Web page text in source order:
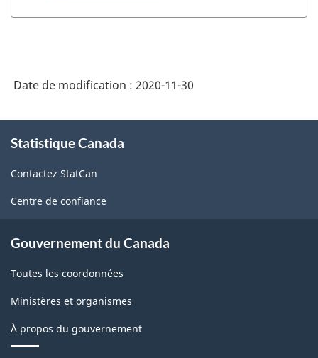
Date de modification : 2020-11-30
propos
ce
site
Statistique Canada
Contactez StatCan
Centre de confiance
Gouvernement du Canada
Toutes les coordonnées
Ministères et organismes
À propos du gouvernement